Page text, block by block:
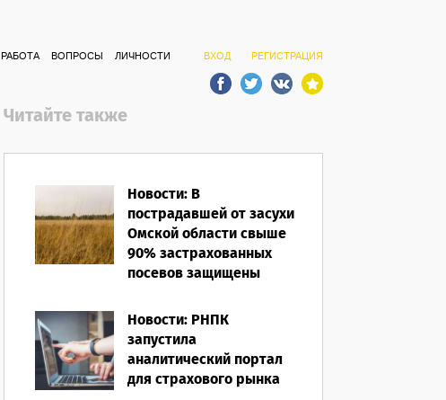
ВХОД РЕГИСТРАЦИЯ
РАБОТА ВОПРОСЫ ЛИЧНОСТИ
Читайте также
Новости: В
пострадавшей от засухи
Омской области свыше
90% застрахованных
посевов защищены
05.08.2026
Новости: РНПК
запустила
аналитический портал
для страхового рынка